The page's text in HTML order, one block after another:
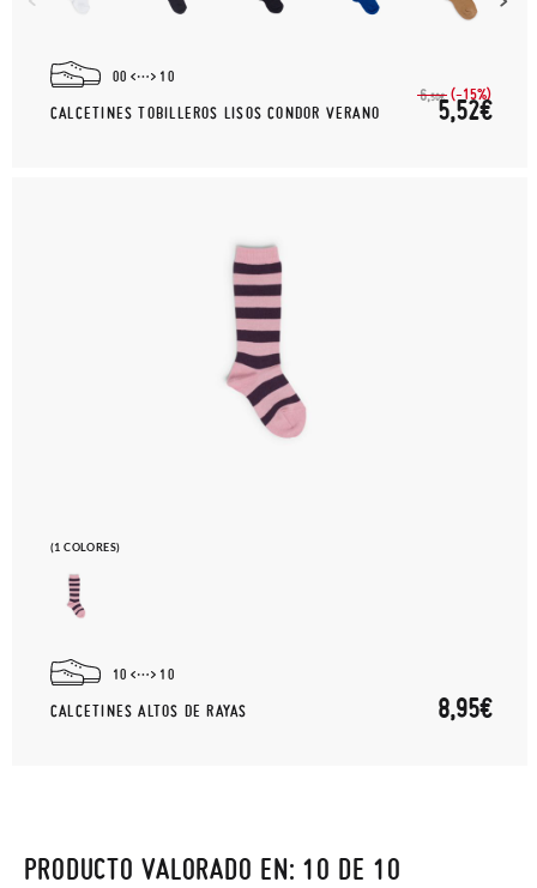
00 10
CALCETINES TOBILLEROS LISOS CONDOR VERANO
6,50€ (-15%)
5,52€
(1 COLORES)
10 10
CALCETINES ALTOS DE RAYAS 8,95€
PRODUCTO VALORADO EN: 10 DE 10